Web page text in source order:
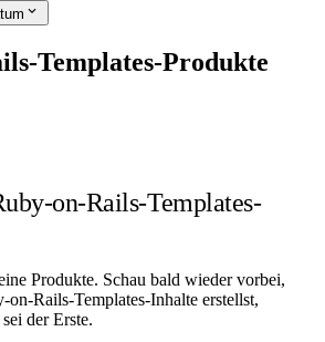
expand_more
Templates-Produkte
on-Rails-Templates-
Produkte. Schau bald wieder vorbei,
on-Rails-Templates-Inhalte erstellst,
der Erste.